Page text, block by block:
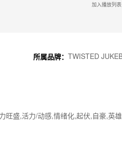
加入播放列表
所属品牌： TWISTED
盛,活力/动感,情绪化,起伏,自豪,英